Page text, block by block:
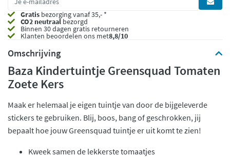
Gratis bezorging vanaf 35,- *
CO2 neutraalbezorgd
Binnen 30 dagen gratis retourneren
Klanten beoordelen ons met8,8/10
Omschrijving
Baza Kindertuintje Greensquad Tomaten
Zoete Kers
Maak er helemaal je eigen tuintje van door de bijgeleverde
stickers te gebruiken. Blij, boos, bang of geschrokken, jij
bepaalt hoe jouw Greensquad tuintje er uit komt te zien!
Kweek samen de lekkerste tomaatjes